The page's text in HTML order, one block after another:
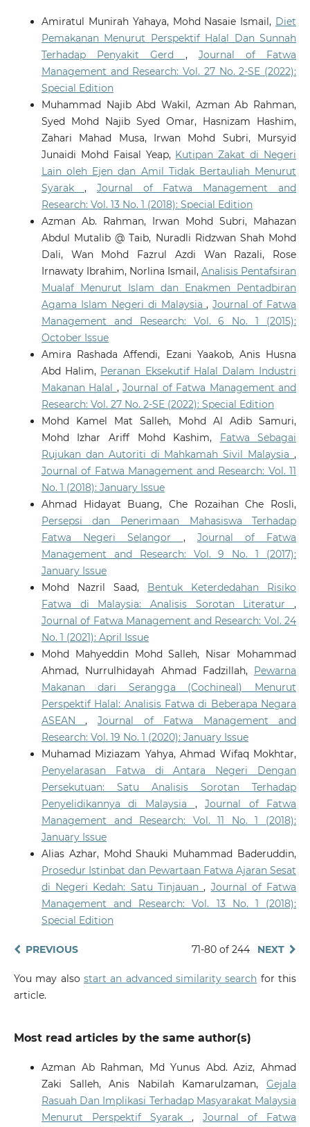
Amiratul Munirah Yahaya, Mohd Nasaie Ismail, Diet
Pemakanan Menurut Perspektif Halal Dan Sunnah
Terhadap Penyakit Gerd , Journal of Fatwa
Management and Research: Vol. 27 No. 2-SE (2022):
Special Edition
Muhammad Najib Abd Wakil, Azman Ab Rahman,
Syed Mohd Najib Syed Omar, Hasnizam Hashim,
Zahari Mahad Musa, Irwan Mohd Subri, Mursyid
Junaidi Mohd Faisal Yeap, Kutipan Zakat di Negeri
Lain oleh Ejen dan Amil Tidak Bertauliah Menurut
Syarak , Journal of Fatwa Management and
Research: Vol. 13 No. 1 (2018): Special Edition
Azman Ab. Rahman, Irwan Mohd Subri, Mahazan
Abdul Mutalib @ Taib, Nuradli Ridzwan Shah Mohd
Dali, Wan Mohd Fazrul Azdi Wan Razali, Rose
Irnawaty Ibrahim, Norlina Ismail,Analisis Pentafsiran
Mualaf Menurut Islam dan Enakmen Pentadbiran
Agama Islam Negeri di Malaysia,Journal of Fatwa
Management and Research: Vol. 6 No. 1 (2015):
October Issue
Amira Rashada Affendi, Ezani Yaakob, Anis Husna
Abd Halim, Peranan Eksekutif Halal Dalam Industri
Makanan Halal ,Journal of Fatwa Management and
Research: Vol. 27 No. 2-SE (2022): Special Edition
Mohd Kamel Mat Salleh, Mohd Al Adib Samuri,
Mohd Izhar Ariff Mohd Kashim, Fatwa Sebagai
Rujukan dan Autoriti di Mahkamah Sivil Malaysia,
Journal of Fatwa Management and Research: Vol. 11
No. 1 (2018): January Issue
Ahmad Hidayat Buang, Che Rozaihan Che Rosli,
Persepsi dan Penerimaan Mahasiswa Terhadap
Fatwa Negeri Selangor , Journal of Fatwa
Management and Research: Vol. 9 No. 1 (2017):
January Issue
Mohd Nazril Saad, Bentuk Keterdedahan Risiko
Fatwa di Malaysia: Analisis Sorotan Literatur,
Journal of Fatwa Management and Research: Vol. 24
No. 1 (2021): April Issue
Mohd Mahyeddin Mohd Salleh, Nisar Mohammad
Ahmad, Nurrulhidayah Ahmad Fadzillah, Pewarna
Makanan dari Serangga (Cochineal) Menurut
Perspektif Halal: Analisis Fatwa di Beberapa Negara
ASEAN, Journal of Fatwa Management and
Research: Vol. 19 No. 1 (2020): January Issue
Muhamad Miziazam Yahya, Ahmad Wifaq Mokhtar,
Penyelarasan Fatwa di Antara Negeri Dengan
Persekutuan: Satu Analisis Sorotan Terhadap
Penyelidikannya di Malaysia ,Journal of Fatwa
Management and Research: Vol. 11 No. 1 (2018):
January Issue
Alias Azhar, Mohd Shauki Muhammad Baderuddin,
Prosedur Istinbat dan Pewartaan Fatwa Ajaran Sesat
di Negeri Kedah: Satu Tinjauan, Journal of Fatwa
Management and Research: Vol. 13 No. 1 (2018):
Special Edition
PREVIOUS 71-80 of 244 NEXT
You may also start an advanced similarity search for this
article.
Most read articles by the same author(s)
Azman Ab Rahman, Md Yunus Abd. Aziz, Ahmad
Zaki Salleh, Anis Nabilah Kamarulzaman,Gejala
Rasuah Dan Implikasi Terhadap Masyarakat Malaysia
Menurut Perspektif Syarak ,Journal of Fatwa